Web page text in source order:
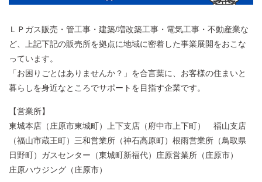
ＬＰガス販売・管工事・建築/増改築工事・電気工事・不動産業な
ど、上記下記の販売所を拠点に地域に密着した事業展開をおこな
っています。
「お困りごとはありませんか？」を合言葉に、お客様の住まいと
暮らしを身近なところでサポートを目指す企業です。
【営業所】
東城本店（庄原市東城町）上下支店（府中市上下町） 福山支店
（福山市蔵王町）三和営業所（神石高原町）根雨営業所（鳥取県
日野町）ガスセンター（東城町新福代）庄原営業所（庄原市）
庄原ハウジング（庄原市）